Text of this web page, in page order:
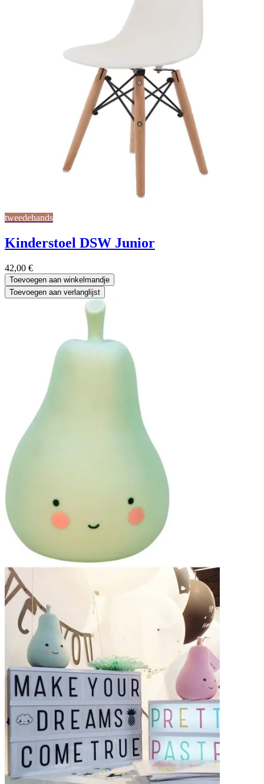
tweedehands
Kinderstoel DSW Junior
42,00 €
Toevoegen aan winkelmandje
Toevoegen aan verlanglijst